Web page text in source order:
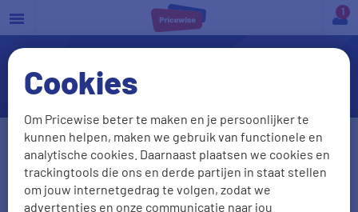
Cookies
Om Pricewise beter te maken en je persoonlijker te
kunnen helpen, maken we gebruik van functionele en
analytische cookies. Daarnaast plaatsen we cookies en
trackingtools die ons en derde partijen in staat stellen
om jouw internetgedrag te volgen, zodat we
advertenties en onze communicatie naar jou
a
Basisverzekering
Geslacht
Man Vrouw